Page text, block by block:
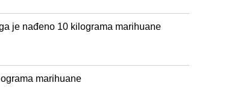
je nađeno 10 kilograma marihuane
marihuane